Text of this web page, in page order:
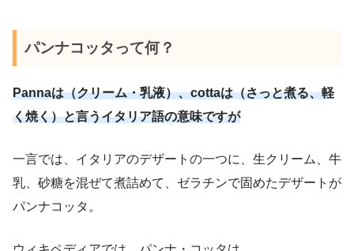
パンナコッタって何？
Pannaは（クリーム・乳液）、cottaは（さっと煮る、軽
く焼く）と言うイタリア語の意味ですが
一言では、イタリアのデザートの一つに、生クリーム、牛
乳、砂糖を混ぜて煮詰めて、ゼラチンで固めたデザートが
パンナコッタ。